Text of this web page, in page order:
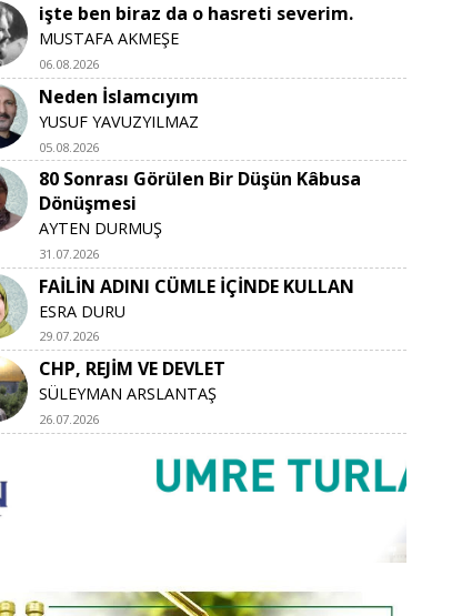
işte ben biraz da o hasreti severim.
MUSTAFA AKMEŞE
06.08.2026
Neden İslamcıyım
YUSUF YAVUZYILMAZ
05.08.2026
80 Sonrası Görülen Bir Düşün Kâbusa
Dönüşmesi
AYTEN DURMUŞ
31.07.2026
FAİLİN ADINI CÜMLE İÇİNDE KULLAN
ESRA DURU
29.07.2026
CHP, REJİM VE DEVLET
SÜLEYMAN ARSLANTAŞ
26.07.2026